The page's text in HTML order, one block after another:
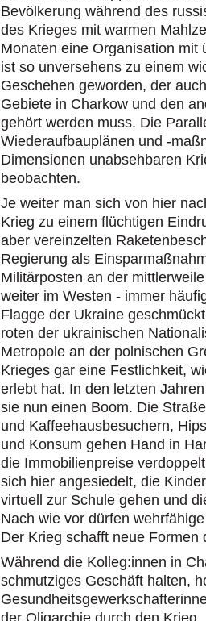
Bevölkerung während des
des Krieges mit warmen
Monaten eine Organisation mit
ist so unversehens zu einem
Geschehen geworden, der
Gebiete in Charkow und den
gehört werden muss. Die
Wiederaufbauplänen und -
Dimensionen unabsehbaren
beobachten.
Je weiter man sich von hier
Krieg zu einem flüchtigen
aber vereinzelten
Regierung als
Militärposten an der
weiter im Westen - immer
Flagge der Ukraine
roten der ukrainischen
Metropole an der polnischen
Krieges gar eine Festlichkeit,
erlebt hat. In den letzten
sie nun einen Boom. Die
und Kaffeehausbesuchern,
und Konsum gehen Hand in
die Immobilienpreise
sich hier angesiedelt, die
virtuell zur Schule gehen und
Nach wie vor dürfen
Der Krieg schafft neue Formen
Während die Kolleg:innen in
schmutziges Geschäft halten,
der Oligarchie durch den